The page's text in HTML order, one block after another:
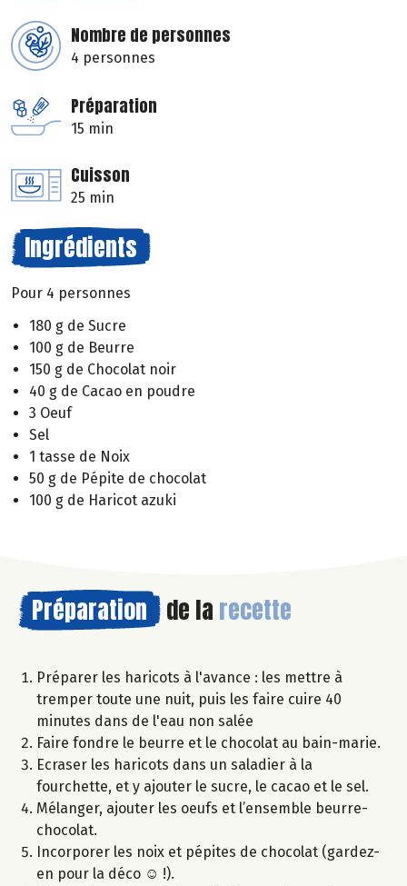
Nombre de personnes
4 personnes
Préparation
15 min
Cuisson
25 min
Ingrédients
Pour 4 personnes
180 g de Sucre
100 g de Beurre
150 g de Chocolat noir
40 g de Cacao en poudre
3 Oeuf
Sel
1 tasse de Noix
50 g de Pépite de chocolat
100 g de Haricot azuki
Préparation de la recette
Préparer les haricots à l'avance : les mettre à
tremper toute une nuit, puis les faire cuire 40
minutes dans de l'eau non salée
Faire fondre le beurre et le chocolat au bain-marie.
Ecraser les haricots dans un saladier à la
fourchette, et y ajouter le sucre, le cacao et le sel.
Mélanger, ajouter les oeufs et l’ensemble beurre-
chocolat.
Incorporer les noix et pépites de chocolat (gardez-
en pour la déco ☺ !).